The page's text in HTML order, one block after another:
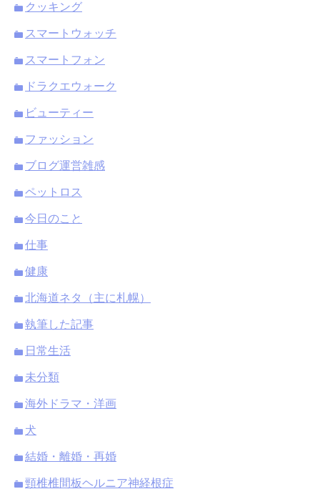
クッキング
スマートウォッチ
スマートフォン
ドラクエウォーク
ビューティー
ファッション
ブログ運営雑感
ペットロス
今日のこと
仕事
健康
北海道ネタ（主に札幌）
執筆した記事
日常生活
未分類
海外ドラマ・洋画
犬
結婚・離婚・再婚
頸椎椎間板ヘルニア神経根症